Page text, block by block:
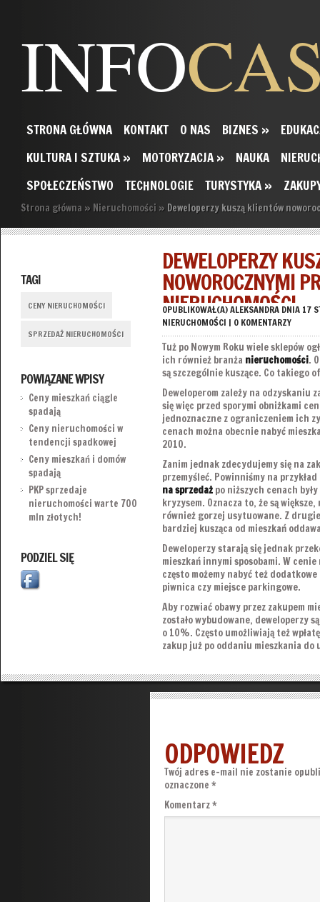
INFO
STRONA GŁÓWNA KONTAKT O NAS BIZNES »
KULTURA I SZTUKA » MOTORYZACJA » NAUKA
SPOŁECZEŃSTWO
TECHNOLOGIE TURYSTYKA »
Strona główna » Nieruchomości » Deweloperzy kuszą klientów
TAGI
CENY NIERUCHOMOŚCI
SPRZEDAŻ NIERUCHOMOŚCI
POWIĄZANE WPISY
Ceny mieszkań ciągle
spadają
Ceny nieruchomości w
tendencji spadkowej
Ceny mieszkań i domów
spadają
PKP sprzedaje
nieruchomości warte 700
mln złotych!
PODZIEL SIĘ
DEWELOPERZY
NOWOROCZNYMI
NIERUCHOMOŚCI
OPUBLIKOWAŁ(A)ALEKSANDRADNIA 17
NIERUCHOMOŚCI | 0 KOMENTARZY
Tuż po Nowym Roku wiele sklepów
ich również branża nieruchomości.
są szczególnie kuszące. Co takiego
Deweloperom zależy na odzyskaniu
się więc przed sporymi obniżkami
jednoznaczne z ograniczeniem ich
cenach można obecnie nabyć
2010.
Zanim jednak zdecydujemy się na
przemyśleć. Powinniśmy na
na sprzedażpo niższych cenach
kryzysem. Oznacza to, że są
również gorzej usytuowane. Z
bardziej kusząca od mieszkań
Deweloperzy starają się jednak
mieszkań innymi sposobami. W
często możemy nabyć też
piwnica czy miejsce parkingowe.
Aby rozwiać obawy przez zakupem
zostało wybudowane, deweloperzy
o 10%. Często umożliwiają też
zakup już po oddaniu mieszkania do
ODPOWIEDZ
Twój adres e-mail nie zostanie
oznaczone *
Komentarz*